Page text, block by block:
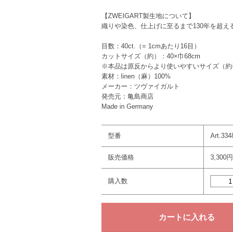
【ZWEIGART製生地について】
織りや染色、仕上げに至るまで130年を超え
目数：40ct.（= 1cmあたり16目）
カットサイズ（約）：40×巾68cm
※本品は原反からより使いやすいサイズ（
素材：linen（麻）100%
メーカー：ツヴァイガルト
発売元：亀島商店
Made in Germany
型番
販売価格 3,300
購入数